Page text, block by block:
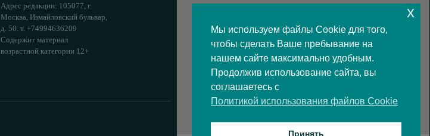
Адрес редакции: 105077, г.
Москва, Измайловский бульвар,
д. 50. т. +74994636209
Содержит материал
возрастной категории 12+
Мы используем файлы Cookie для того,
чтобы сделать Ваше пребывание на
нашем сайте максимально удобным.
Продолжив использование сайта, вы
соглашаетесь с
Политикой использования файлов Cookie
Принять
x